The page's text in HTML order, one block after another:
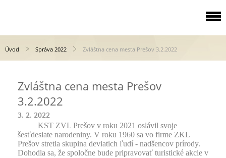
Úvod Správa 2022 Zvláštna cena mesta Prešov 3.2.2022
Zvláštna cena mesta Prešov
3.2.2022
3. 2. 2022
KST ZVL Prešov v roku 2021 oslávil svoje
šesťdesiate narodeniny. V roku 1960 sa vo firme ZKL
Prešov stretla skupina deviatich ľudí - nadšencov prírody.
Dohodla sa, že spoločne bude pripravovať turistické akcie v